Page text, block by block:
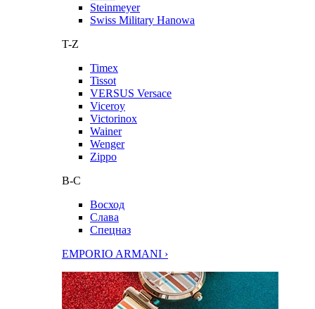
Steinmeyer
Swiss Military Hanowa
T-Z
Timex
Tissot
VERSUS Versace
Viceroy
Victorinox
Wainer
Wenger
Zippo
В-С
Восход
Слава
Спецназ
EMPORIO ARMANI ›